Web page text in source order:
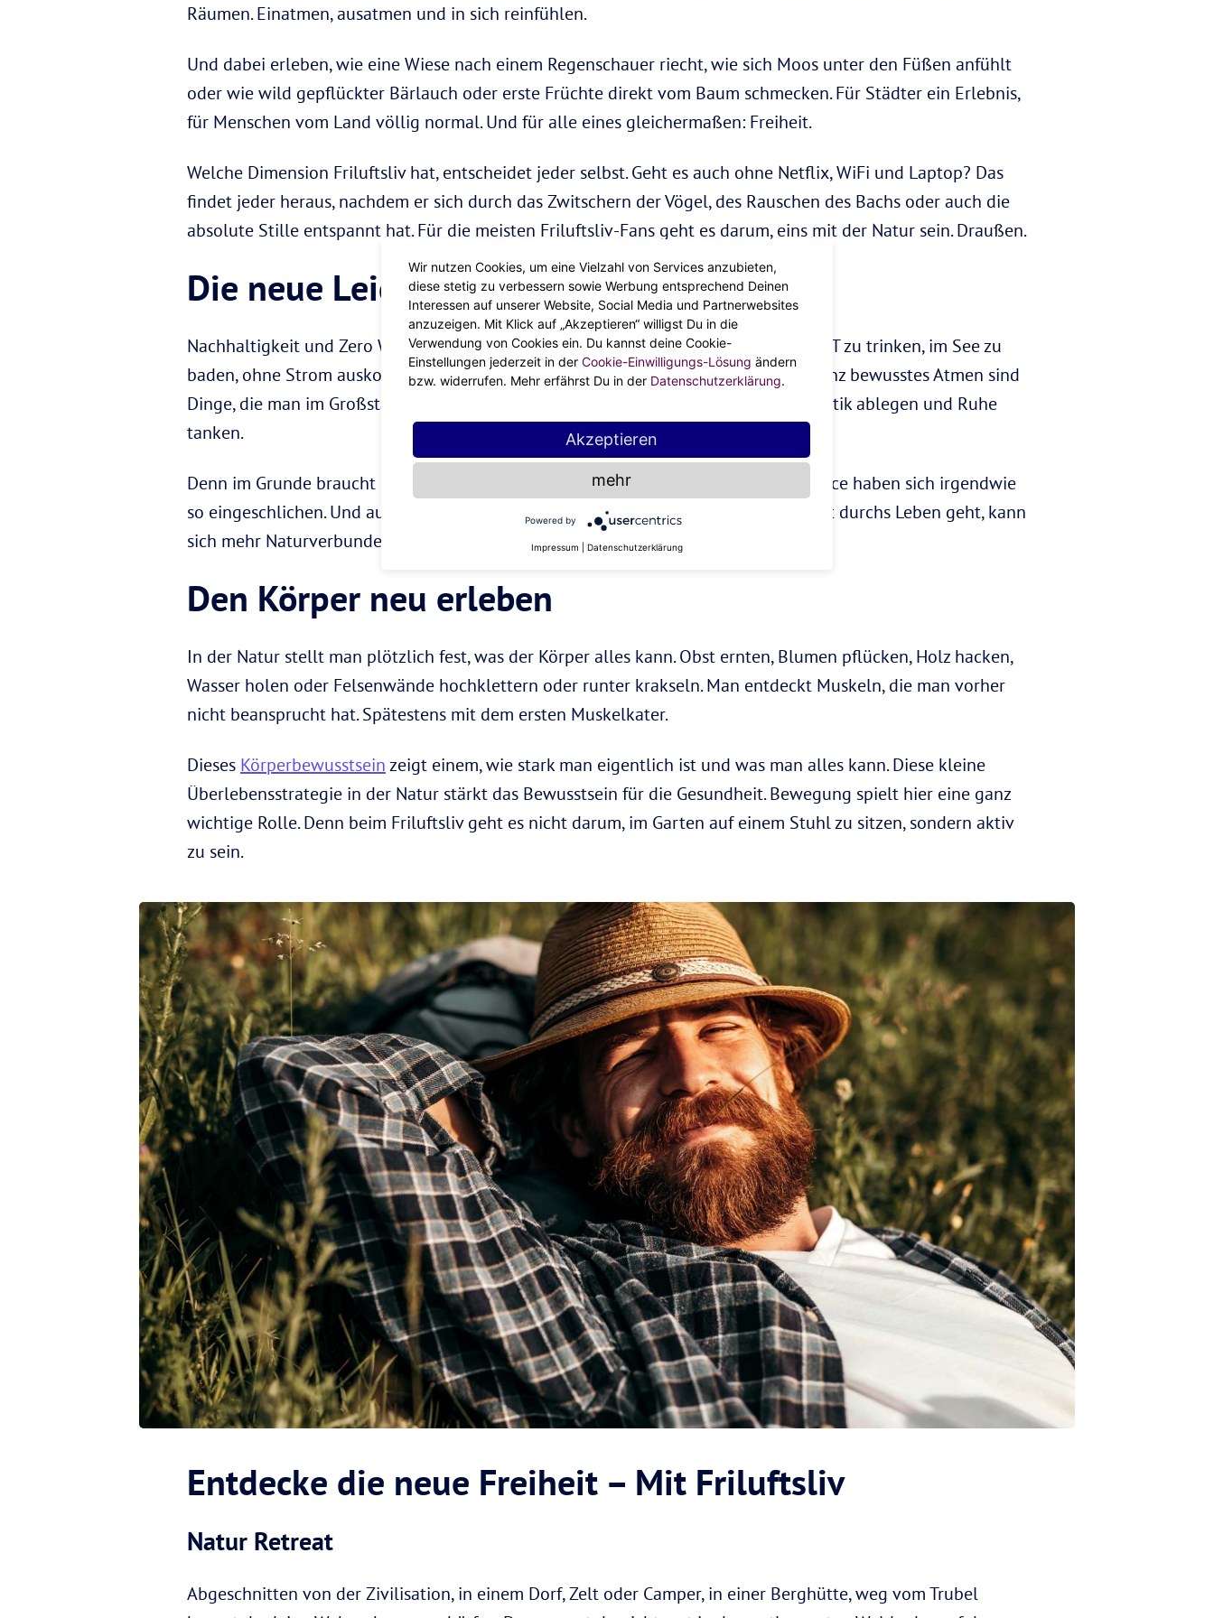
Räumen. Einatmen, ausatmen und in sich reinfühlen.
Und dabei erleben, wie eine Wiese nach einem Regenschauer riecht, wie sich Moos unter den Füßen anfühlt
oder wie wild gepflückter Bärlauch oder erste Früchte direkt vom Baum schmecken. Für Städter ein Erlebnis,
für Menschen vom Land völlig normal. Und für alle eines gleichermaßen: Freiheit.
Welche Dimension Friluftsliv hat, entscheidet jeder selbst. Geht es auch ohne Netflix, WiFi und Laptop? Das
findet jeder heraus, nachdem er sich durch das Zwitschern der Vögel, des Rauschen des Bachs oder auch die
absolute Stille entspannt hat. Für die meisten Friluftsliv-Fans geht es darum, eins mit der Natur sein. Draußen.
Die neue Leidenschaft zur Natur
Nachhaltigkeit und Zero Waste, Wasser aus wiederbefüllbaren Trinkflaschen statt PET zu trinken, im See zu
baden, ohne Strom auskommen, einfach sein. Erdverbundenheit oder auch schon ganz bewusstes Atmen sind
Dinge, die man im Großstadtdschungel fast verlernt. Friluftsliv zeigt uns, wie wir Hektik ablegen und Ruhe
tanken.
Denn im Grunde braucht der Mensch zum Leben relativ wenig. Luxus und Convenience haben sich irgendwie
so eingeschlichen. Und auch wenn man nicht gleich überall barfuß oder ungekämmt durchs Leben geht, kann
sich mehr Naturverbundenheit äußerst positiv aufs Wohlbefinden auswirken.
Den Körper neu erleben
In der Natur stellt man plötzlich fest, was der Körper alles kann. Obst ernten, Blumen pflücken, Holz hacken,
Wasser holen oder Felsenwände hochklettern oder runter krakseln. Man entdeckt Muskeln, die man vorher
nicht beansprucht hat. Spätestens mit dem ersten Muskelkater.
Dieses Körperbewusstsein zeigt einem, wie stark man eigentlich ist und was man alles kann. Diese kleine
Überlebensstrategie in der Natur stärkt das Bewusstsein für die Gesundheit. Bewegung spielt hier eine ganz
wichtige Rolle. Denn beim Friluftsliv geht es nicht darum, im Garten auf einem Stuhl zu sitzen, sondern aktiv
zu sein.
Entdecke die neue Freiheit – Mit Friluftsliv
Natur Retreat
Abgeschnitten von der Zivilisation, in einem Dorf, Zelt oder Camper, in einer Berghütte, weg vom Trubel
Wir nutzen Cookies, um eine Vielzahl von Services anzubieten,
diese stetig zu verbessern sowie Werbung entsprechend Deinen
Interessen auf unserer Website, Social Media und Partnerwebsites
anzuzeigen. Mit Klick auf „Akzeptieren“ willigst Du in die
Verwendung von Cookies ein. Du kannst deine Cookie-
Einstellungen jederzeit in der Cookie-Einwilligungs-Lösung ändern
bzw. widerrufen. Mehr erfährst Du in der Datenschutzerklärung.
Akzeptieren
mehr
Powered by
Impressum Datenschutzerklärung